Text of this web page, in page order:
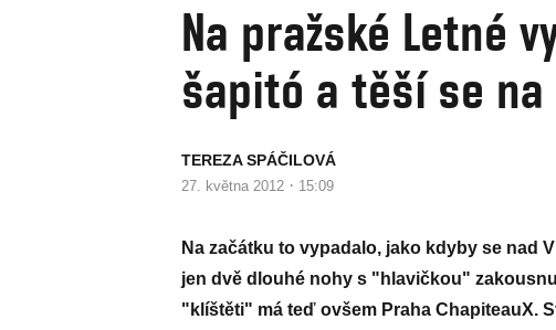
Na pražské Letné
šapitó a těší se
TEREZA SPÁČILOVÁ
27. května 2012 · 15:09
Na začátku to vypadalo, jako kdyby se nad
jen dvě dlouhé nohy s "hlavičkou"
"klíštěti" má teď ovšem Praha ChapiteauX.